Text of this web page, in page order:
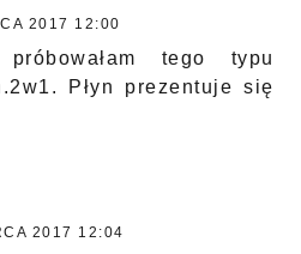
2017 12:00
tego typu
Płyn prezentuje się
2017 12:04